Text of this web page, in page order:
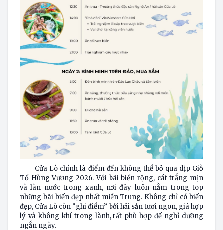
Cửa Lò chính là điểm đến không thể bỏ qua dịp Giỗ
Tổ Hùng Vương 2026. Với bãi biển rộng, cát trắng mịn
và làn nước trong xanh, nơi đây luôn nằm trong top
những bãi biển đẹp nhất miền Trung. Không chỉ có biển
đẹp, Cửa Lò còn “ghi điểm” bởi hải sản tươi ngon, giá hợp
lý và không khí trong lành, rất phù hợp để nghỉ dưỡng
ngắn ngày.